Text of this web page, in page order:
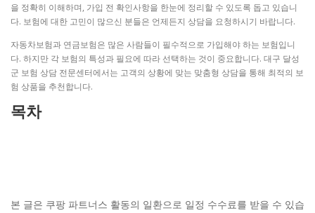
을 정확히 이해하며, 가입 전 확인사항을 한눈에 정리할 수 있도록 돕고 있습니
다. 보험에 대한 고민이 많으신 분들은 언제든지 상담을 요청하시기 바랍니다.
자동차보험과 연금보험은 많은 사람들이 필수적으로 가입해야 하는 보험입니
다. 하지만 각 보험의 특성과 필요에 따라 선택하는 것이 중요합니다. 대구 달성
군 보험 상담 전문센터에서는 고객의 상황에 맞는 맞춤형 상담을 통해 최적의 보
험 상품을 추천합니다.
목차
본 글은 쿠팡 파트너스 활동의 일환으로 일정 수수료를 받을 수 있습